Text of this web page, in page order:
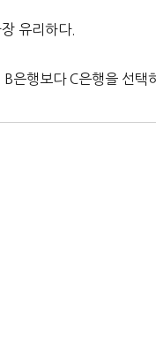
유리하다.
은행보다 C은행을 선택